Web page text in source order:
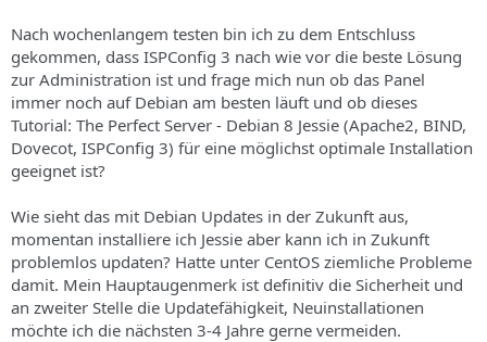
Nach wochenlangem testen bin ich zu dem Entschluss
gekommen, dass ISPConfig 3 nach wie vor die beste Lösung
zur Administration ist und frage mich nun ob das Panel
immer noch auf Debian am besten läuft und ob dieses
Tutorial: The Perfect Server - Debian 8 Jessie (Apache2, BIND,
Dovecot, ISPConfig 3) für eine möglichst optimale Installation
geeignet ist?
Wie sieht das mit Debian Updates in der Zukunft aus,
momentan installiere ich Jessie aber kann ich in Zukunft
problemlos updaten? Hatte unter CentOS ziemliche Probleme
damit. Mein Hauptaugenmerk ist definitiv die Sicherheit und
an zweiter Stelle die Updatefähigkeit, Neuinstallationen
möchte ich die nächsten 3-4 Jahre gerne vermeiden.